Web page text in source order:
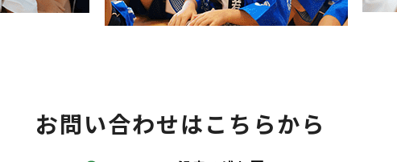
お問い合わせはこちらから